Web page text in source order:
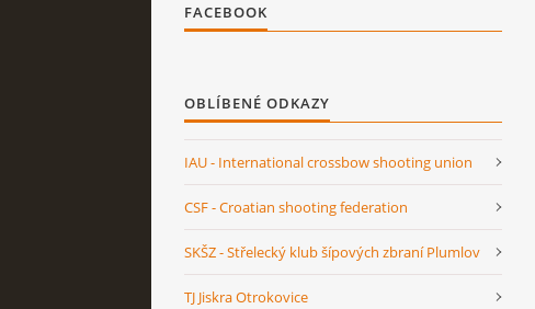
FACEBOOK
OBLÍBENÉ ODKAZY
IAU - International crossbow shooting union
CSF - Croatian shooting federation
SKŠZ - Střelecký klub šípových zbraní Plumlov
TJ Jiskra Otrokovice